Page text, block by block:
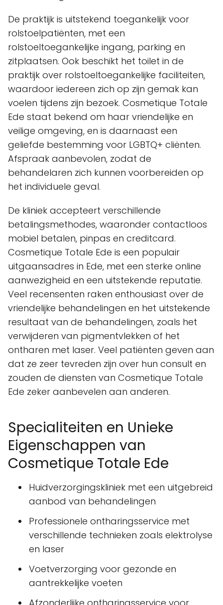
De praktijk is uitstekend toegankelijk voor
rolstoelpatiënten, met een
rolstoeltoegankelijke ingang, parking en
zitplaatsen. Ook beschikt het toilet in de
praktijk over rolstoeltoegankelijke faciliteiten,
waardoor iedereen zich op zijn gemak kan
voelen tijdens zijn bezoek. Cosmetique Totale
Ede staat bekend om haar vriendelijke en
veilige omgeving, en is daarnaast een
geliefde bestemming voor LGBTQ+ cliënten.
Afspraak aanbevolen, zodat de
behandelaren zich kunnen voorbereiden op
het individuele geval.
De kliniek accepteert verschillende
betalingsmethodes, waaronder contactloos
mobiel betalen, pinpas en creditcard.
Cosmetique Totale Ede is een populair
uitgaansadres in Ede, met een sterke online
aanwezigheid en een uitstekende reputatie.
Veel recensenten raken enthousiast over de
vriendelijke behandelingen en het uitstekende
resultaat van de behandelingen, zoals het
verwijderen van pigmentvlekken of het
ontharen met laser. Veel patiënten geven aan
dat ze zeer tevreden zijn over hun consult en
zouden de diensten van Cosmetique Totale
Ede zeker aanbevelen aan anderen.
Specialiteiten en Unieke
Eigenschappen van
Cosmetique Totale Ede
Huidverzorgingskliniek met een uitgebreid
aanbod van behandelingen
Professionele ontharingsservice met
verschillende technieken zoals elektrolyse
en laser
Voetverzorging voor gezonde en
aantrekkelijke voeten